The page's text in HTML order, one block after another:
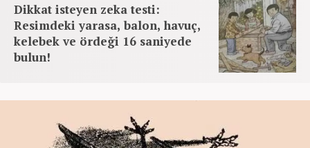
Dikkat isteyen zeka testi:
Resimdeki yarasa, balon, havuç,
kelebek ve ördeği 16 saniyede
bulun!